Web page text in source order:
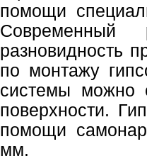
помощи
Современный
разновидность
по монтажу
системы можно
поверхности.
помощи
мм.